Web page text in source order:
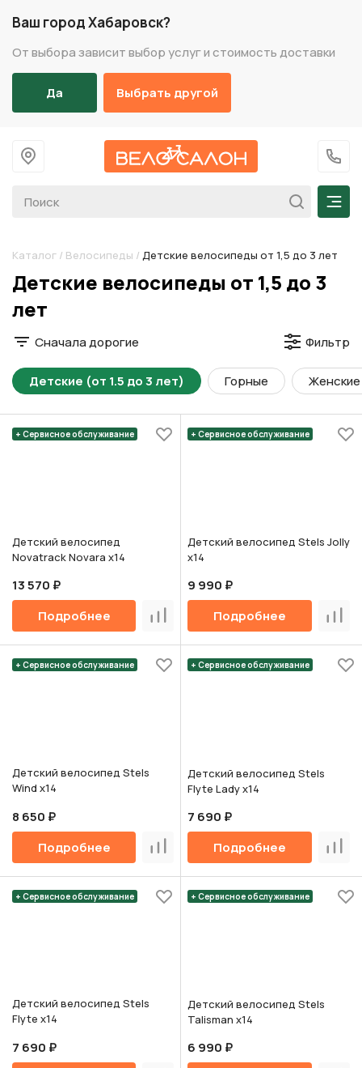
Ваш город Хабаровск?
От выбора зависит выбор услуг и стоимость доставки
Да Выбрать другой
На главную
+7
Каталог / Велосипеды / Детские велосипеды от 1,5 до 3 лет
Разделы каталога
Детские велосипеды от 1,5 до 3
лет
Сначала дорогие Фильтр
Горные Женские
Детские (от 1.5 до 3 лет)
+ Сервисное обслуживание
Детский велосипед
Novatrack Novara х14
13 570 ₽
Подробнее
Сравнить
+ Сервисное обслуживание
Детский велосипед Stels Jolly
х14
9 990 ₽
Подробнее
+ Сервисное обслуживание
Детский велосипед Stels
Wind х14
8 650 ₽
Подробнее
Сравнить
+ Сервисное обслуживание
Детский велосипед Stels
Flyte Lady х14
7 690 ₽
Подробнее
+ Сервисное обслуживание
Детский велосипед Stels
Flyte х14
7 690 ₽
+ Сервисное обслуживание
Детский велосипед Stels
Talisman х14
6 990 ₽